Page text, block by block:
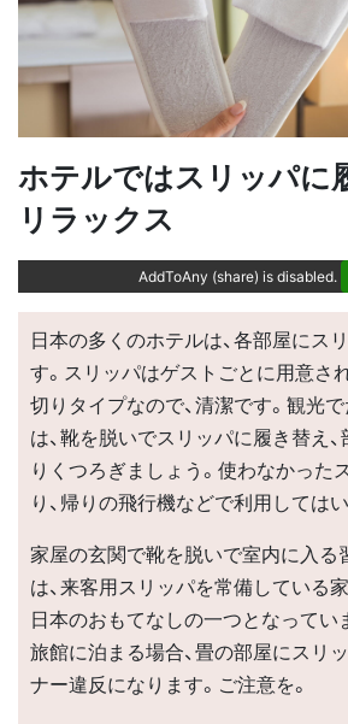
ホテルではスリッパに
リラックス
AddToAny (share) is disabled.
日本の多くのホテルは、各部屋にス
す。スリッパはゲストごとに用意さ
切りタイプなので、清潔です。観光
は、靴を脱いでスリッパに履き替え
りくつろぎましょう。使わなかった
り、帰りの飛行機などで利用しては
家屋の玄関で靴を脱いで室内に入る
は、来客用スリッパを常備している
日本のおもてなしの一つとなってい
旅館に泊まる場合、畳の部屋にスリ
ナー違反になります。ご注意を。